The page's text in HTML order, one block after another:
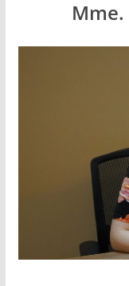
Mme.